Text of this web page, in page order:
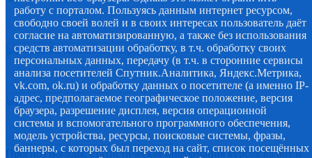
Прогноз погоды, статистическая информация курсов валют и
работу с порталом. Пользуясь данным интернет ресурсом,
свободно своей волей и в своих интересах пользователь даёт
согласие на автоматизированную, а также без использования
средств автоматизации обработку, в т.ч. обработку своих
персональных данных, передачу (в т.ч. в сторонние сервисы
анализа посетителей Спутник.Аналитика, Яндекс.Метрика,
vk.com, ok.ru) и обработку данных о посетителе (а именно IP-
адрес, предполагаемое географическое положение, версия
браузера, разрешение дисплея, версия операционной
системы и вспомогательного программного обеспечения,
модель устройства, ресурсы, поисковые системы, фразы,
баннеры, с которых был переход на сайт, список посещённых